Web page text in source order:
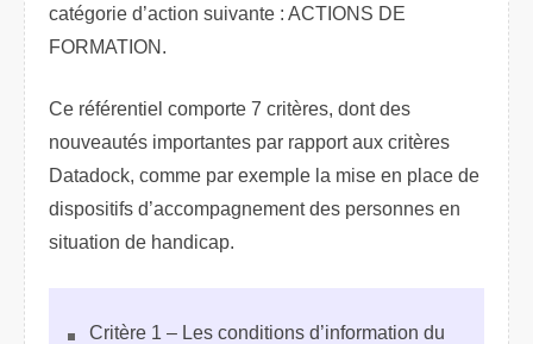
catégorie d’action suivante : ACTIONS DE
FORMATION.
Ce référentiel comporte 7 critères, dont des
nouveautés importantes par rapport aux critères
Datadock, comme par exemple la mise en place de
dispositifs d’accompagnement des personnes en
situation de handicap.
Critère 1 – Les conditions d’information du